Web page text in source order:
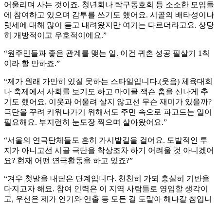
어울리며 사는 것이죠. 청년회나 탁구동호회 등 소소한 모임들
에 참여하고 있으며 감투를 쓰기도 했어요. 시골의 배타성이나
텃세에 대해 많이 듣고 내려왔지만 여기는 다르더라고요. 상당
히 개방적이고 우호적이에요.”
“원주민들과 좋은 관계를 맺는 일. 이건 귀촌 성공 필살기 1칙
이라 할 만하죠.”
“제가 원래 가만히 있질 못하는 스타일입니다.(웃음) 체육대회
나 축제에서 사회를 보기도 하고 마이클 잭슨 춤을 신나게 추
기도 했어요. 이웃과 어울려 살지 않고선 무슨 재미가 있을까?
극단을 꾸려 키워나가기 위해서도 주민 속으로 파고드는 일이
필요해요. 부지런히 눈도장 찍으며 살아왔어요.”
“서울의 연극단체들도 흔히 가시밭길을 걸어요. 도발적인 투
지가 아니고선 시골 극단을 착상조차 하기 어려울 것 아니겠어
요? 현재 어떤 연극활동을 하고 있죠?”
“겨우 첫발을 내딛은 단계입니다. 천천히 가되 충실히 기반을
다지고자 해요. 참여 인력은 이 지역 사람들로 영입할 생각이
고, 우선은 제가 연기와 연출 등 모든 걸 도맡아 해나갈 참입니